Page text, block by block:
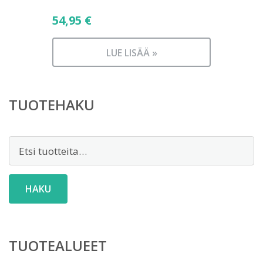
54,95 €
LUE LISÄÄ »
TUOTEHAKU
HAKU
TUOTEALUEET